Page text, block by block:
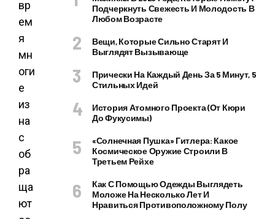
вр
ем
я
мн
оги
е
из
на
с
об
ра
ща
ют
Подчеркнуть Свежесть И Молодость В
Любом Возрасте
Вещи, Которые Сильно Старят И
Выглядят Вызывающе
Прически На Каждый День За 5 Минут, 5
Стильных Идей
История Атомного Проекта (от Кюри
До Фукусимы)
«Солнечная Пушка» Гитлера: Какое
Космическое Оружие Строили В
Третьем Рейхе
Как С Помощью Одежды Выглядеть
Моложе На Несколько Лет И
Нравиться Противоположному Полу